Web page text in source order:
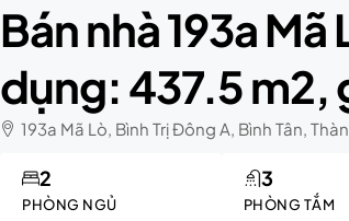
Bán nhà 193a
dụng: 437.5 m2,
193a Mã Lò, Bình Trị Đông A, Bình Tân,
PHÒNG NGỦ
2
PHÒNG TẮM
3